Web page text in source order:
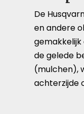
De
en andere
de gelede
(mulchen),
achterzijde